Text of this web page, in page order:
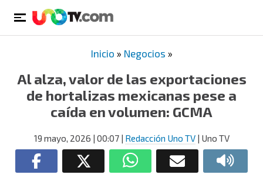
Inicio » Negocios »
Al alza, valor de las exportaciones
de hortalizas mexicanas pese a
caída en volumen: GCMA
19 mayo, 2026 | 00:07| Redacción Uno TV| Uno TV